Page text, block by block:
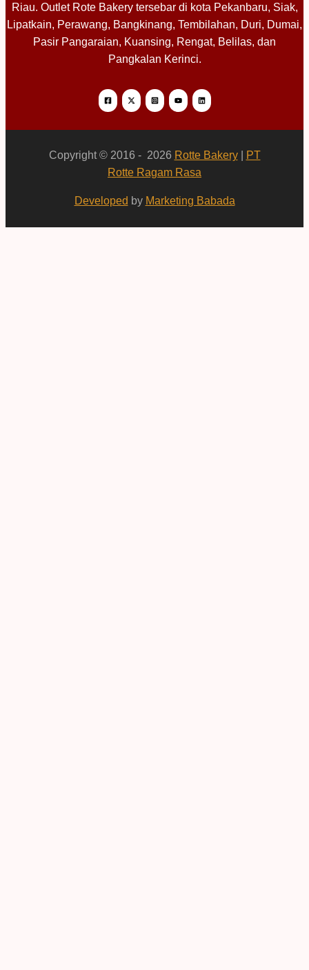
Riau. Outlet Rote Bakery tersebar di kota Pekanbaru, Siak,
Lipatkain, Perawang, Bangkinang, Tembilahan, Duri, Dumai,
Pasir Pangaraian, Kuansing, Rengat, Belilas, dan
Pangkalan Kerinci.
Copyright © 2016 - 2026 Rotte Bakery|
PT
Rotte Ragam Rasa
Developed by Marketing Babada